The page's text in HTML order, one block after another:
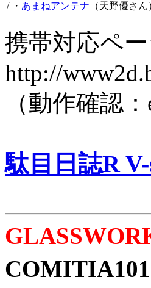
/ ・ あまねアンテナ （天野優さん
携帯対応ペ
http://
（動作確認
駄目日誌R